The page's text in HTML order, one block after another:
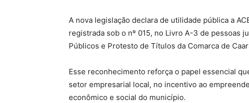
A nova legislação declara de utilidade pública a
registrada sob o nº 015, no Livro A-3 de pessoas
Públicos e Protesto de Títulos da Comarca de
Esse reconhecimento reforça o papel essencial
setor empresarial local, no incentivo ao
econômico e social do município.